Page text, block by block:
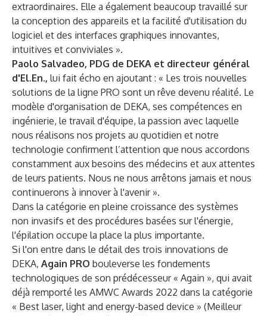
extraordinaires. Elle a également beaucoup travaillé sur
la conception des appareils et la facilité d'utilisation du
logiciel et des interfaces graphiques innovantes,
intuitives et conviviales ».
Paolo Salvadeo, PDG de DEKA et directeur général
d'El.En., lui fait écho en ajoutant : « Les trois nouvelles
solutions de la ligne PRO sont un rêve devenu réalité. Le
modèle d'organisation de DEKA, ses compétences en
ingénierie, le travail d'équipe, la passion avec laquelle
nous réalisons nos projets au quotidien et notre
technologie confirment l’attention que nous accordons
constamment aux besoins des médecins et aux attentes
de leurs patients. Nous ne nous arrêtons jamais et nous
continuerons à innover à l'avenir ».
Dans la catégorie en pleine croissance des systèmes
non invasifs et des procédures basées sur l'énergie,
l'épilation occupe la place la plus importante.
Si l'on entre dans le détail des trois innovations de
DEKA, Again PRO bouleverse les fondements
technologiques de son prédécesseur « Again », qui avait
déjà remporté les AMWC Awards 2022 dans la catégorie
« Best laser, light and energy-based device » (Meilleur